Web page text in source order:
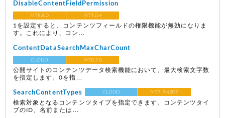
DisableContentFieldPermission
MT8.8.0 MT9.0.4
1を設定すると、コンテンツフィールドの権限機能が無効になりま
す。これにより、コン...
ContentDataSearchMaxCharCount
CLOUD MT8.7.0
公開サイトのコンテンツデータ検索機能において、最大検索文字数
を指定します。0を指...
SearchContentTypes CLOUD MT7 R.4207
検索対象となるコンテンツタイプを指定できます。コンテンツタイ
プのID、名前または...